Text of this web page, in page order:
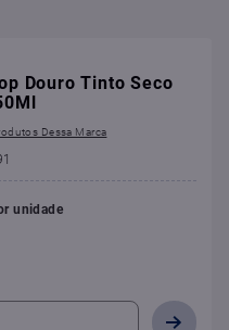
Douro Tinto Seco
unidade